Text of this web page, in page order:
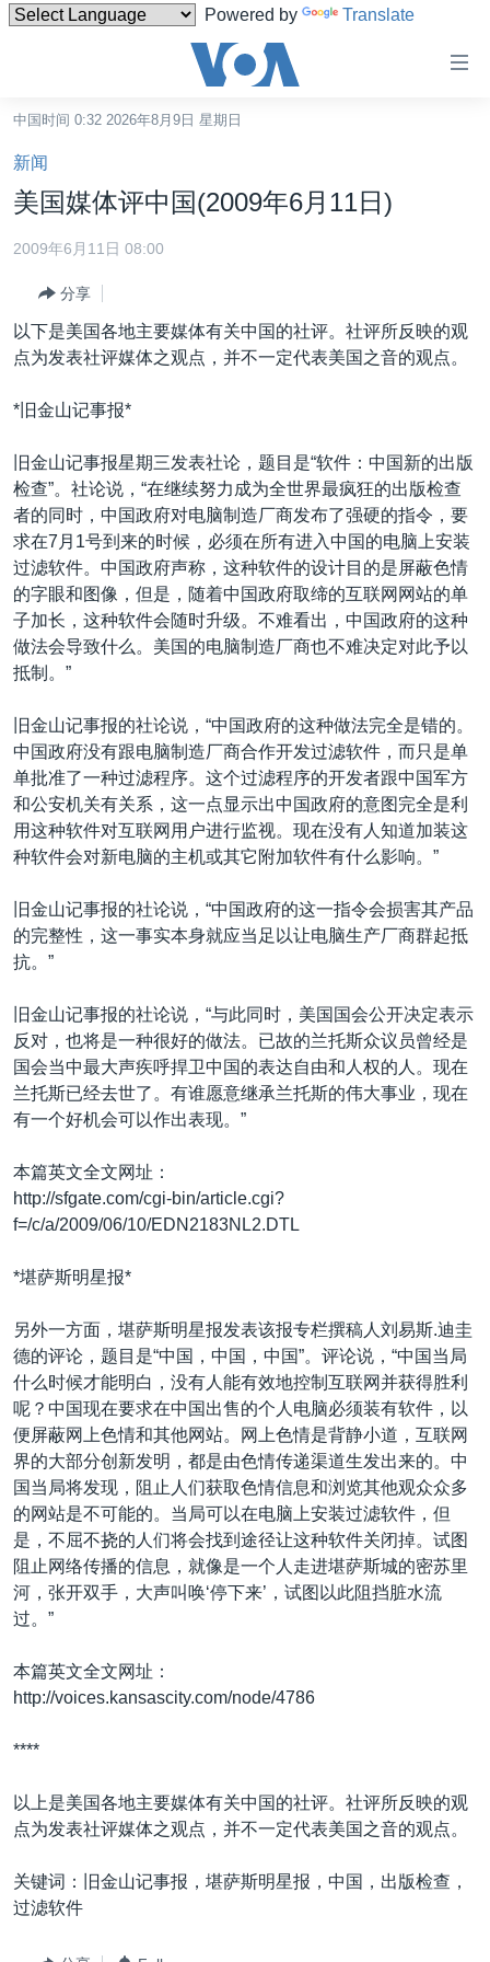
Powered by Translate
碍
链
接
跳
转
容
转
到
航
检
港澳
国际
印太
中东
欧洲
非洲
美洲
全球议题
经济·金融·贸易
人权·法律·宗教
科教·文娱·体健
军事
劳工
环境
美中关系
热点专题
白宫要闻
国会报道
美中关系
美国建国250周年
埃博拉疫情
重要讲话与声明
台海两岸关系
南中国海争端
关注西藏
GEN Z 看美国
VOA视频
VOA今日焦点
中文广播
关注我们
其他语言网站
中国时间 0:32 2026年8月9日 星期日
新闻
美国媒体评中国(2009年6月11日)
2009年6月11日 08:00
分享
以下是美国各地主要媒体有关中国的社评。社评所反映的观
点为发表社评媒体之观点，并不一定代表美国之音的观点。
*旧金山记事报*
旧金山记事报星期三发表社论，题目是“软件：中国新的出版
检查”。社论说，“在继续努力成为全世界最疯狂的出版检查
者的同时，中国政府对电脑制造厂商发布了强硬的指令，要
求在7月1号到来的时候，必须在所有进入中国的电脑上安装
过滤软件。中国政府声称，这种软件的设计目的是屏蔽色情
的字眼和图像，但是，随着中国政府取缔的互联网网站的单
子加长，这种软件会随时升级。不难看出，中国政府的这种
做法会导致什么。美国的电脑制造厂商也不难决定对此予以
抵制。”
旧金山记事报的社论说，“中国政府的这种做法完全是错的。
中国政府没有跟电脑制造厂商合作开发过滤软件，而只是单
单批准了一种过滤程序。这个过滤程序的开发者跟中国军方
和公安机关有关系，这一点显示出中国政府的意图完全是利
用这种软件对互联网用户进行监视。现在没有人知道加装这
种软件会对新电脑的主机或其它附加软件有什么影响。”
旧金山记事报的社论说，“中国政府的这一指令会损害其产品
的完整性，这一事实本身就应当足以让电脑生产厂商群起抵
抗。”
旧金山记事报的社论说，“与此同时，美国国会公开决定表示
反对，也将是一种很好的做法。已故的兰托斯众议员曾经是
国会当中最大声疾呼捍卫中国的表达自由和人权的人。现在
兰托斯已经去世了。有谁愿意继承兰托斯的伟大事业，现在
有一个好机会可以作出表现。”
本篇英文全文网址：
http://sfgate.com/cgi-bin/article.cgi?
f=/c/a/2009/06/10/EDN2183NL2.DTL
*堪萨斯明星报*
另外一方面，堪萨斯明星报发表该报专栏撰稿人刘易斯.迪圭
德的评论，题目是“中国，中国，中国”。评论说，“中国当局
什么时候才能明白，没有人能有效地控制互联网并获得胜利
呢？中国现在要求在中国出售的个人电脑必须装有软件，以
便屏蔽网上色情和其他网站。网上色情是背静小道，互联网
界的大部分创新发明，都是由色情传递渠道生发出来的。中
国当局将发现，阻止人们获取色情信息和浏览其他观众众多
的网站是不可能的。当局可以在电脑上安装过滤软件，但
是，不屈不挠的人们将会找到途径让这种软件关闭掉。试图
阻止网络传播的信息，就像是一个人走进堪萨斯城的密苏里
河，张开双手，大声叫唤‘停下来’，试图以此阻挡脏水流
过。”
本篇英文全文网址：
http://voices.kansascity.com/node/4786
****
以上是美国各地主要媒体有关中国的社评。社评所反映的观
点为发表社评媒体之观点，并不一定代表美国之音的观点。
关键词：旧金山记事报，堪萨斯明星报，中国，出版检查，
过滤软件